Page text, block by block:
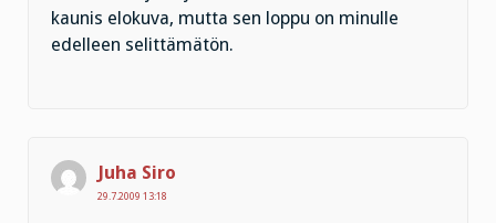
kaunis elokuva, mutta sen loppu on minulle
edelleen selittämätön.
Juha Siro
29.7.2009 13:18